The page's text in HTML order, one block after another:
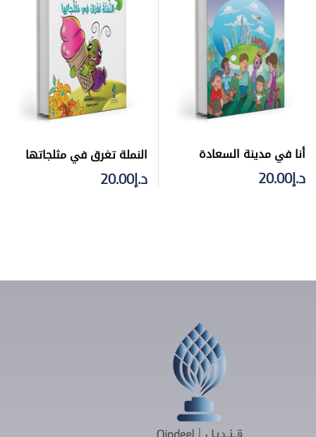
أنا في مدينة السعادة
د.إ20.00
النملة تغرق في مثلجاتها
د.إ20.00